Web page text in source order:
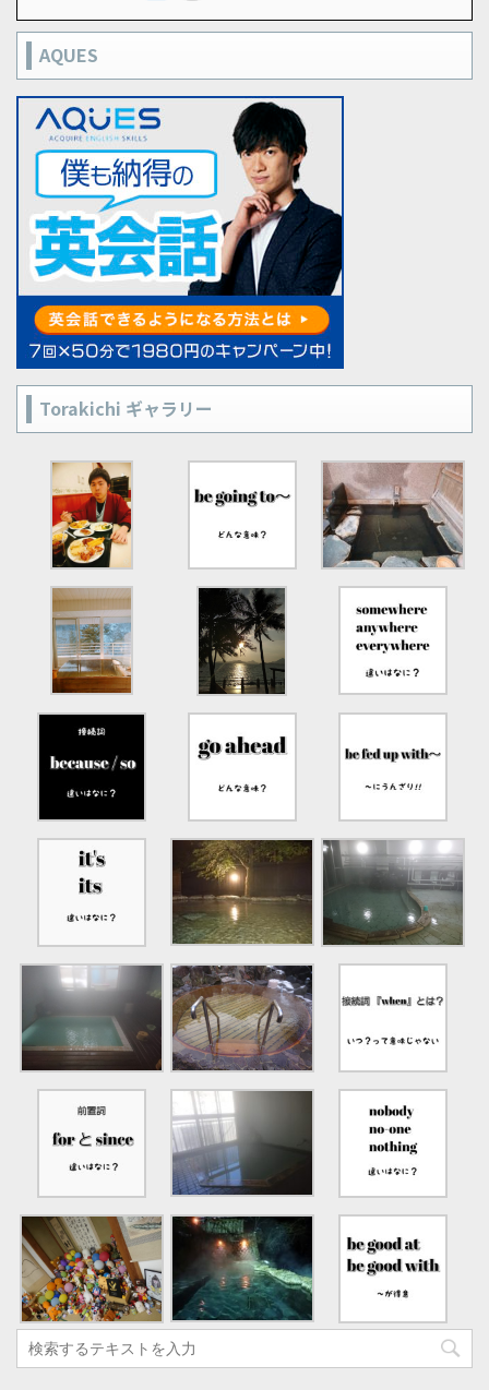
AQUES
Torakichi ギャラリー